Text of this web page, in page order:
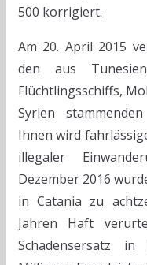
500 korrigiert.
Am 20. April 2015
den aus
Flüchtlingsschiffs,
Syrien
Ihnen wird
illegaler
Dezember 2016
in Catania zu
Jahren Haft
Schadensersatz